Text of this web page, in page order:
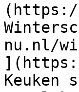
nu.nl/